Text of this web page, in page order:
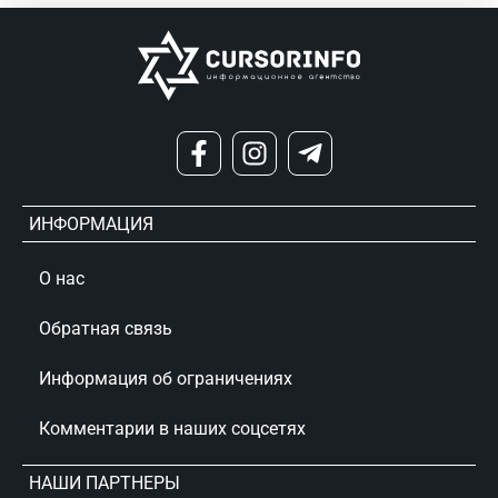
ИНФОРМАЦИЯ
О нас
Обратная связь
Информация об ограничениях
Комментарии в наших соцсетях
НАШИ ПАРТНЕРЫ